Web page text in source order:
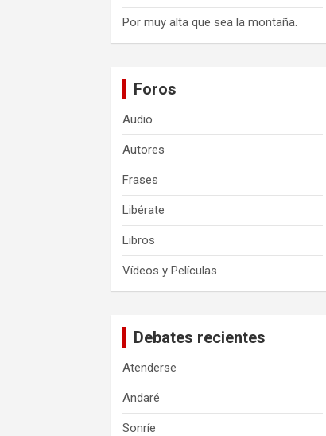
Por muy alta que sea la montaña.
Foros
Audio
Autores
Frases
Libérate
Libros
Vídeos y Películas
Debates recientes
Atenderse
Andaré
Sonríe